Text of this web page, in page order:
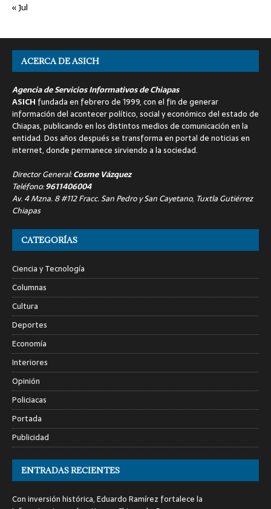
« Jul
ACERCA DE ASICH
Agencia de Servicios Informativos de Chiapas
ASICH fundada en febrero de 1999, con el fin de generar
información del acontecer político, social y económico del estado de
Chiapas, publicando en los distintos medios de comunicación en la
entidad. Dos años después se transforma en portal de noticias en
internet, donde permanece sirviendo a la sociedad.
Director General:Cosme Vázquez
Teléfono:9611406004
Av. 4 Mzna. 8 #112 Fracc. San Pedro y San Cayetano, Tuxtla Gutiérrez
Chiapas
CATEGORÍAS
Ciencia y Tecnología
Columnas
Cultura
Deportes
Economía
Interiores
Opinión
Policiacas
Portada
Publicidad
ENTRADAS RECIENTES
Con inversión histórica, Eduardo Ramírez fortalece la